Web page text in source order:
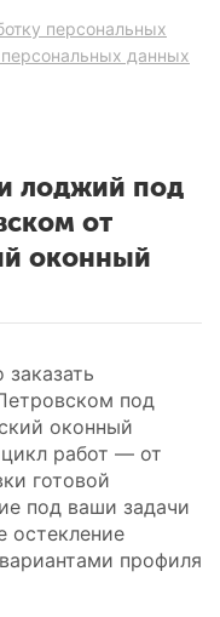
персональных
данных
лоджий под
от
оконный
под
оконный
работ — от
готовой
под ваши задачи
остекление
профиля